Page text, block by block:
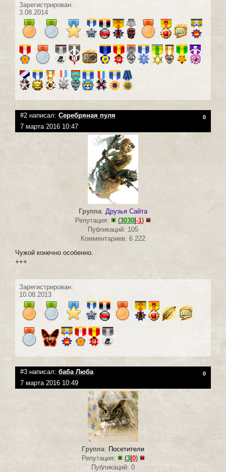
Зарегистрирован:
3.08.2014
#2 написал: Серебряная пуля 0
7 марта 2016 10:47
Группа: Друзья Сайта
Репутация:
(3030 -1)
Публикаций: 105
Комментариев: 6 222
Чужoй конечно особенно.
+++
Зарегистрирован:
10.08.2013
#3 написал: баба Люба 0
7 марта 2016 10:49
Группа: Посетители
Репутация:
(3| 0)
Публикаций: 0